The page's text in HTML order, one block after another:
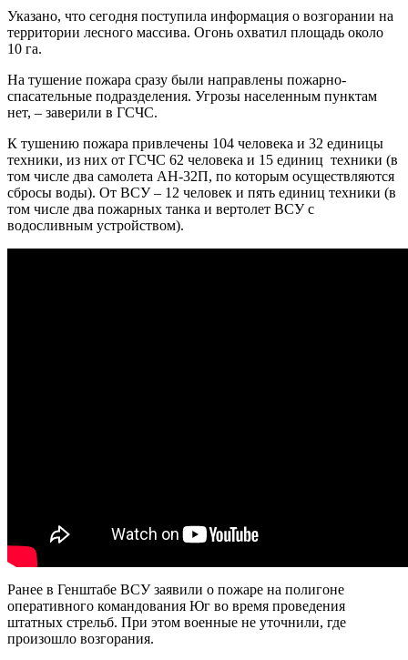
Указано, что сегодня поступила информация о возгорании на
территории лесного массива. Огонь охватил площадь около
10 га.
На тушение пожара сразу были направлены пожарно-
спасательные подразделения. Угрозы населенным пунктам
нет, – заверили в ГСЧС.
К тушению пожара привлечены 104 человека и 32 единицы
техники, из них от ГСЧС 62 человека и 15 единиц техники (в
том числе два самолета АН-32П, по которым осуществляются
сбросы воды). От ВСУ – 12 человек и пять единиц техники (в
том числе два пожарных танка и вертолет ВСУ с
водосливным устройством).
Ранее в Генштабе ВСУ заявили о пожаре на полигоне
оперативного командования Юг во время проведения
штатных стрельб. При этом военные не уточнили, где
произошло возгорания.